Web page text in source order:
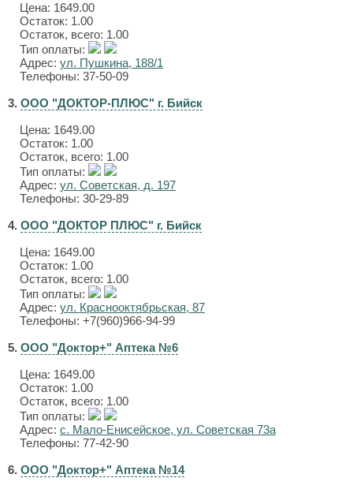
Цена: 1649.00
Остаток: 1.00
Остаток, всего: 1.00
Тип оплаты:
Адрес: ул. Пушкина, 188/1
Телефоны: 37-50-09
3. ООО "ДОКТОР-ПЛЮС" г. Бийск
Цена: 1649.00
Остаток: 1.00
Остаток, всего: 1.00
Тип оплаты:
Адрес: ул. Советская, д. 197
Телефоны: 30-29-89
4. ООО "ДОКТОР ПЛЮС" г. Бийск
Цена: 1649.00
Остаток: 1.00
Остаток, всего: 1.00
Тип оплаты:
Адрес: ул. Краснооктябрьская, 87
Телефоны: +7(960)966-94-99
5. ООО "Доктор+" Аптека №6
Цена: 1649.00
Остаток: 1.00
Остаток, всего: 1.00
Тип оплаты:
Адрес: с. Мало-Енисейское, ул. Советская 73а
Телефоны: 77-42-90
6. ООО "Доктор+" Аптека №14